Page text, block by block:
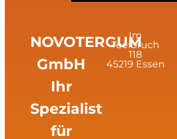
NOVOTERGUM
GmbH
Ihr
Spezialist
für
Im
Teelbruch
118
45219 Essen